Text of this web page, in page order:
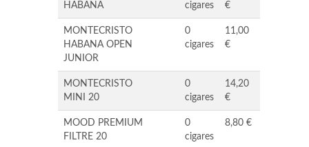
HABANA
cigares
€
MONTECRISTO
HABANA OPEN
JUNIOR
0
cigares
11,00
€
MONTECRISTO
MINI 20
0
cigares
14,20
€
MOOD PREMIUM
FILTRE 20
0
cigares
8,80 €